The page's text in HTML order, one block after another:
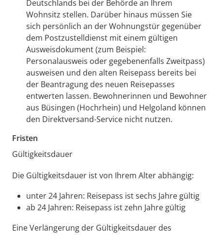
Deutschlands bei der Behörde an Ihrem
Wohnsitz stellen. Darüber hinaus müssen Sie
sich persönlich an der Wohnungstür gegenüber
dem Postzustelldienst mit einem gültigen
Ausweisdokument (zum Beispiel:
Personalausweis oder gegebenenfalls Zweitpass)
ausweisen und den alten Reisepass bereits bei
der Beantragung des neuen Reisepasses
entwerten lassen. Bewohnerinnen und Bewohner
aus Büsingen (Hochrhein) und Helgoland können
den Direktversand-Service nicht nutzen.
Fristen
Gültigkeitsdauer
Die Gültigkeitsdauer ist von Ihrem Alter abhängig:
unter 24 Jahren: Reisepass ist sechs Jahre gültig
ab 24 Jahren: Reisepass ist zehn Jahre gültig
Eine Verlängerung der Gültigkeitsdauer des